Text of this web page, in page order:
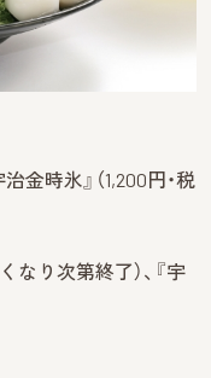
時氷』（1,200円・税
なり次第終了）、『宇